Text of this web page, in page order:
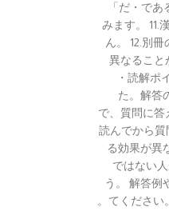
「だ・で
みます。 11.
ん。 12.別
異なること
・読解ポ
た。解答
で、質問に
読んでから
る効果が異
ではない
う。 解答例
てください